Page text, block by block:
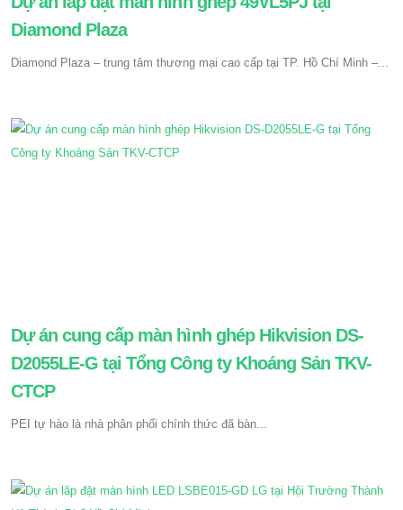
Diamond Plaza
Diamond Plaza – trung tâm thương mại cao cấp tại TP. Hồ Chí Minh –...
Dự án cung cấp màn hình ghép Hikvision DS-
D2055LE-G tại Tổng Công ty Khoáng Sản TKV-
CTCP
PEI tự hào là nhà phân phối chính thức đã bàn...